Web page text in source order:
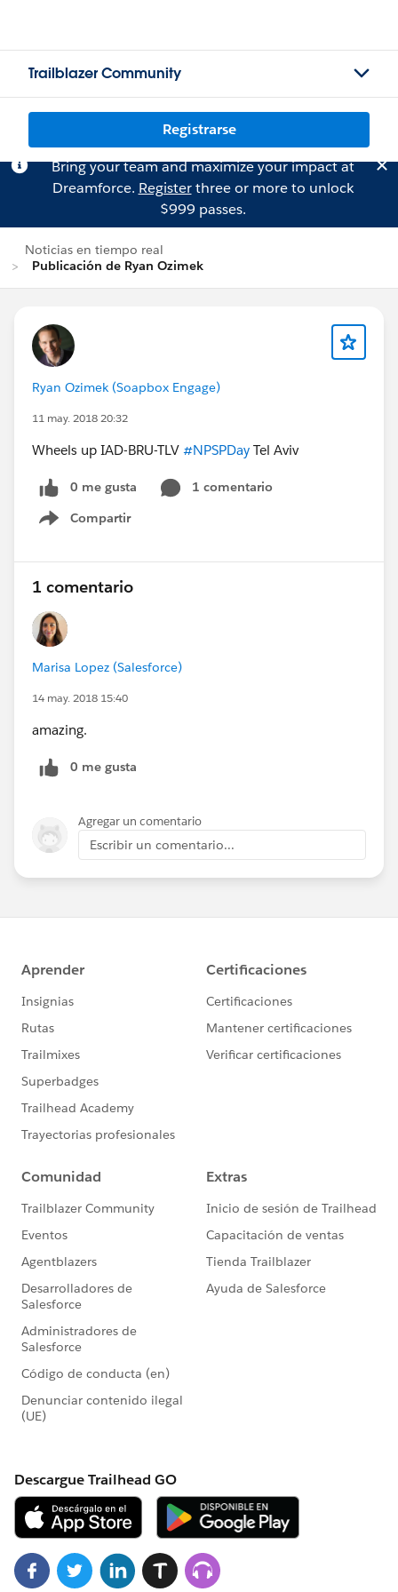
Trailblazer Community
Registrarse
Bring your team and maximize your impact at
Dreamforce. Registerthree or more to unlock
$999 passes.
Noticias en tiempo real
Publicación de Ryan Ozimek
Ryan Ozimek (Soapbox Engage)
11 may. 2018 20:32
Wheels up IAD-BRU-TLV #NPSPDay Tel Aviv
0 me gusta
1 comentario
Compartir
Show menu
1 comentario
Marisa Lopez (Salesforce)
14 may. 2018 15:40
amazing.
0 me gusta
Agregar un comentario
Escribir un comentario...